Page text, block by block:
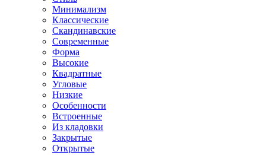
Минимализм
Классические
Скандинавские
Современные
Форма
Высокие
Квадратные
Угловые
Низкие
Особенности
Встроенные
Из кладовки
Закрытые
Открытые